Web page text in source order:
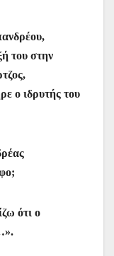
a
m
του στην
ο ιδρυτής του
ότι ο